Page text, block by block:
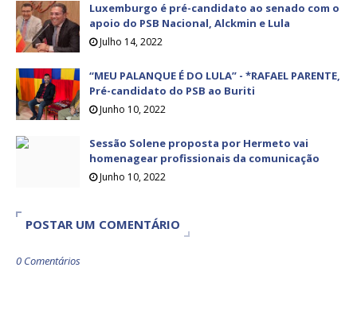
Luxemburgo é pré-candidato ao senado com o
apoio do PSB Nacional, Alckmin e Lula
Julho 14, 2022
“MEU PALANQUE É DO LULA” - *RAFAEL PARENTE,
Pré-candidato do PSB ao Buriti
Junho 10, 2022
Sessão Solene proposta por Hermeto vai
homenagear profissionais da comunicação
Junho 10, 2022
POSTAR UM COMENTÁRIO
0 Comentários